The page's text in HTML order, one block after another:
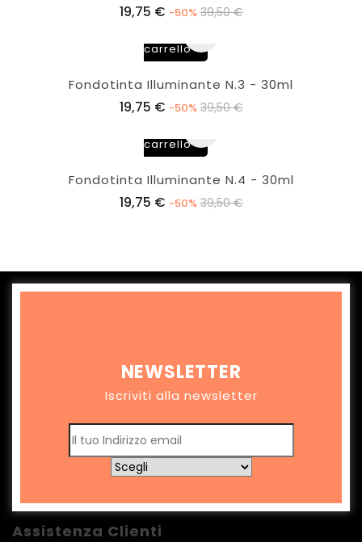
19,75 € -50% 39,50 €
Aggiungi
carrello
Fondotinta Illuminante N.3 - 30ml
19,75 € -50% 39,50 €
Aggiungi
carrello
Fondotinta Illuminante N.4 - 30ml
19,75 € -50% 39,50 €
NEWSLETTER
Iscriviti alla newsletter
Assistenza Clienti